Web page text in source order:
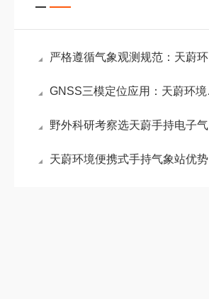
严格遵循气象观测规范：天蔚环境电子气象仪以无机械磨损设计保障数据稳定
GNSS三模定位应用：天蔚环境手持气象仪实现气象数据与地理位置精准绑定
野外科研考察选天蔚手持电子气象仪 ：轻量化长续航满足移动气象观测需求
天蔚环境便携式手持气象站优势：具备数据存储功能，可记录多组测量信息